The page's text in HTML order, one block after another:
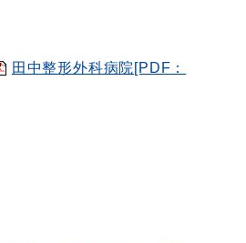
田中整形外科病院[PDF：